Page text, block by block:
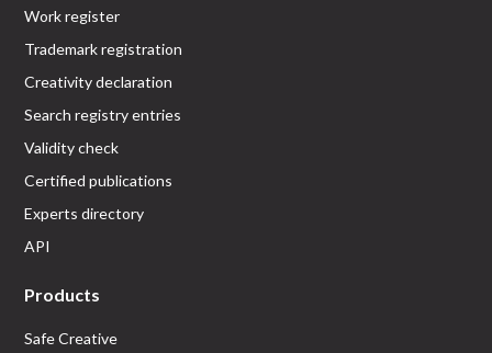
Work register
Trademark registration
Creativity declaration
Search registry entries
Validity check
Certified publications
Experts directory
API
Products
Safe Creative